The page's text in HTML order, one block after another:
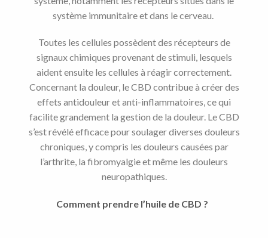
système immunitaire et dans le cerveau.
Toutes les cellules possèdent des récepteurs de
signaux chimiques provenant de stimuli, lesquels
aident ensuite les cellules à réagir correctement.
Concernant la douleur, le CBD contribue à créer des
effets antidouleur et anti-inflammatoires, ce qui
facilite grandement la gestion de la douleur. Le CBD
s’est révélé efficace pour soulager diverses douleurs
chroniques, y compris les douleurs causées par
l’arthrite, la fibromyalgie et même les douleurs
neuropathiques.
Comment prendre l’huile de CBD ?